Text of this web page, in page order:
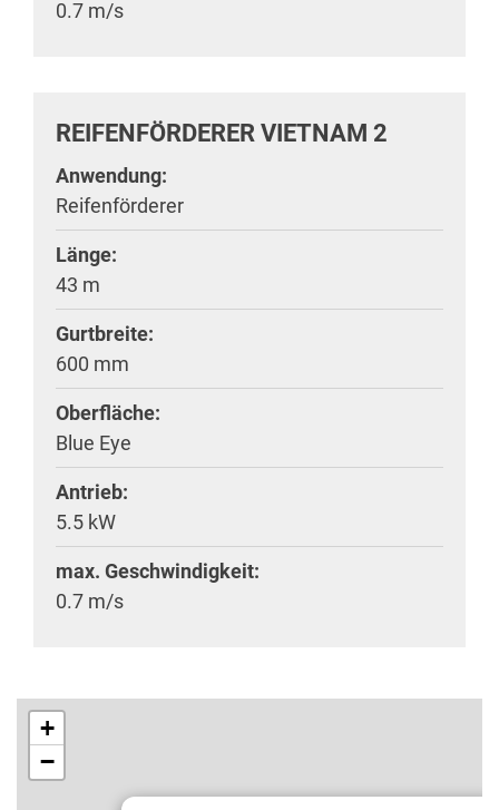
0.7 m/s
REIFENFÖRDERER VIETNAM 2
Anwendung:
Reifenförderer
Länge:
43 m
Gurtbreite:
600 mm
Oberfläche:
Blue Eye
Antrieb:
5.5 kW
max. Geschwindigkeit:
0.7 m/s
+
−